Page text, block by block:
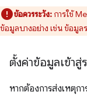
ข้อควรระวัง: การใช้
ข้อมูลบางอย่าง เช่น ข้อมู
ตั้งค่าข้อมูลเข้าสู่
หากต้องการส่งเหตุ